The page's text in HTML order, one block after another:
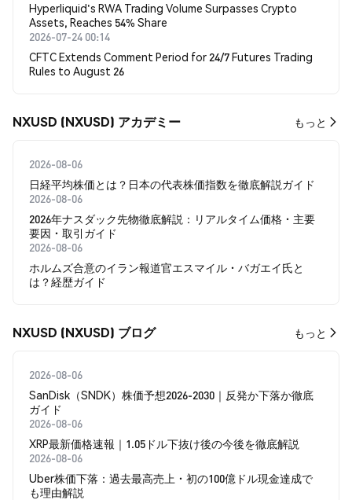
Hyperliquid's RWA Trading Volume Surpasses Crypto
Assets, Reaches 54% Share
2026-07-24 00:14
CFTC Extends Comment Period for 24/7 Futures Trading
Rules to August 26
NXUSD (NXUSD) アカデミー もっと
2026-08-06
日経平均株価とは？日本の代表株価指数を徹底解説ガイド
2026-08-06
2026年ナスダック先物徹底解説：リアルタイム価格・主要
要因・取引ガイド
2026-08-06
ホルムズ合意のイラン報道官エスマイル・バガエイ氏と
は？経歴ガイド
NXUSD (NXUSD) ブログ もっと
2026-08-06
SanDisk（SNDK）株価予想2026-2030｜反発か下落か徹底
ガイド
2026-08-06
XRP最新価格速報｜1.05ドル下抜け後の今後を徹底解説
2026-08-06
Uber株価下落：過去最高売上・初の100億ドル現金達成で
も理由解説